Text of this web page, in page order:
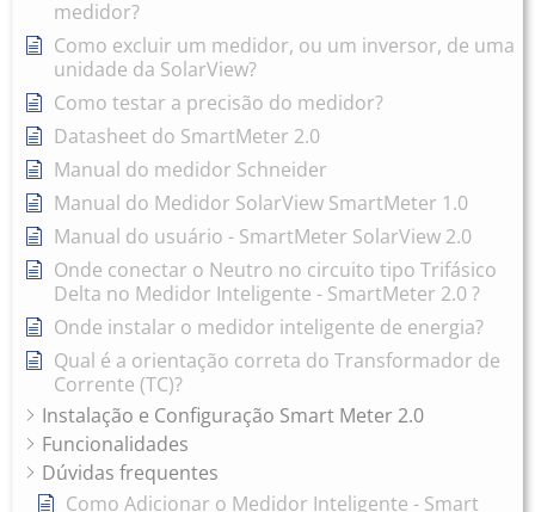
medidor?
Como excluir um medidor, ou um inversor, de uma
unidade da SolarView?
Como testar a precisão do medidor?
Datasheet do SmartMeter 2.0
Manual do medidor Schneider
Manual do Medidor SolarView SmartMeter 1.0
Manual do usuário - SmartMeter SolarView 2.0
Onde conectar o Neutro no circuito tipo Trifásico
Delta no Medidor Inteligente - SmartMeter 2.0 ?
Onde instalar o medidor inteligente de energia?
Qual é a orientação correta do Transformador de
Corrente (TC)?
Instalação e Configuração Smart Meter 2.0
Funcionalidades
Dúvidas frequentes
Como Adicionar o Medidor Inteligente - Smart